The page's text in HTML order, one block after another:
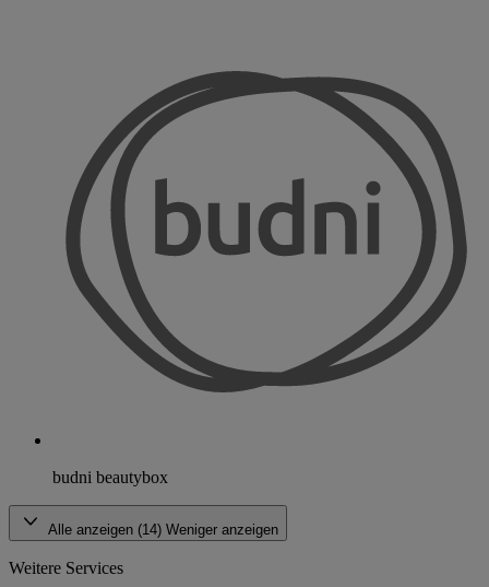
budni beautybox
Alle anzeigen (14) Weniger anzeigen
Weitere Services